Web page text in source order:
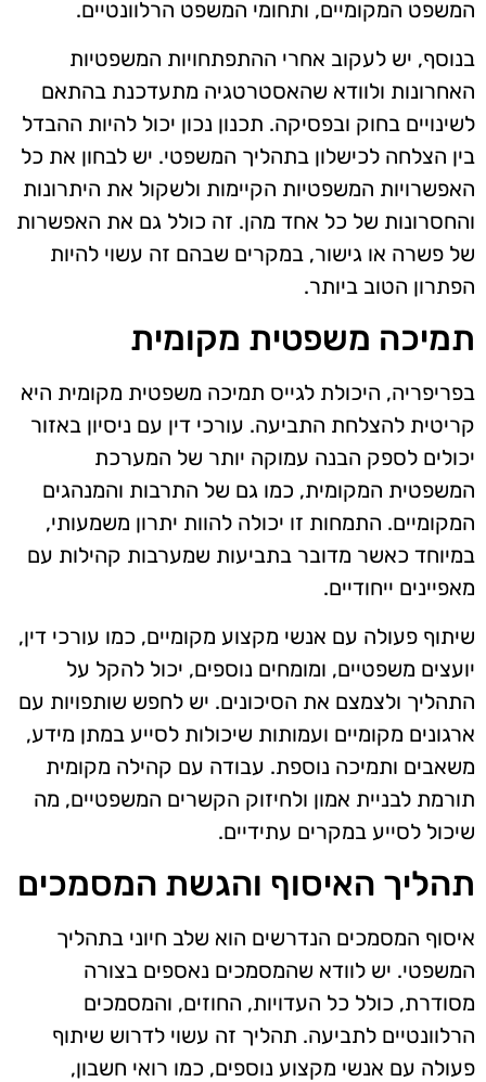
המשפט המקומיים, ותחומי המשפט הרלוונטיים.
בנוסף, יש לעקוב אחרי ההתפתחויות המשפטיות
האחרונות ולוודא שהאסטרטגיה מתעדכנת בהתאם
לשינויים בחוק ובפסיקה. תכנון נכון יכול להיות ההבדל
בין הצלחה לכישלון בתהליך המשפטי. יש לבחון את כל
האפשרויות המשפטיות הקיימות ולשקול את היתרונות
והחסרונות של כל אחד מהן. זה כולל גם את האפשרות
של פשרה או גישור, במקרים שבהם זה עשוי להיות
הפתרון הטוב ביותר.
תמיכה משפטית מקומית
בפריפריה, היכולת לגייס תמיכה משפטית מקומית היא
קריטית להצלחת התביעה. עורכי דין עם ניסיון באזור
יכולים לספק הבנה עמוקה יותר של המערכת
המשפטית המקומית, כמו גם של התרבות והמנהגים
המקומיים. התמחות זו יכולה להוות יתרון משמעותי,
במיוחד כאשר מדובר בתביעות שמערבות קהילות עם
מאפיינים ייחודיים.
שיתוף פעולה עם אנשי מקצוע מקומיים, כמו עורכי דין,
יועצים משפטיים, ומומחים נוספים, יכול להקל על
התהליך ולצמצם את הסיכונים. יש לחפש שותפויות עם
ארגונים מקומיים ועמותות שיכולות לסייע במתן מידע,
משאבים ותמיכה נוספת. עבודה עם קהילה מקומית
תורמת לבניית אמון ולחיזוק הקשרים המשפטיים, מה
שיכול לסייע במקרים עתידיים.
תהליך האיסוף והגשת המסמכים
איסוף המסמכים הנדרשים הוא שלב חיוני בתהליך
המשפטי. יש לוודא שהמסמכים נאספים בצורה
מסודרת, כולל כל העדויות, החוזים, והמסמכים
הרלוונטיים לתביעה. תהליך זה עשוי לדרוש שיתוף
פעולה עם אנשי מקצוע נוספים, כמו רואי חשבון,